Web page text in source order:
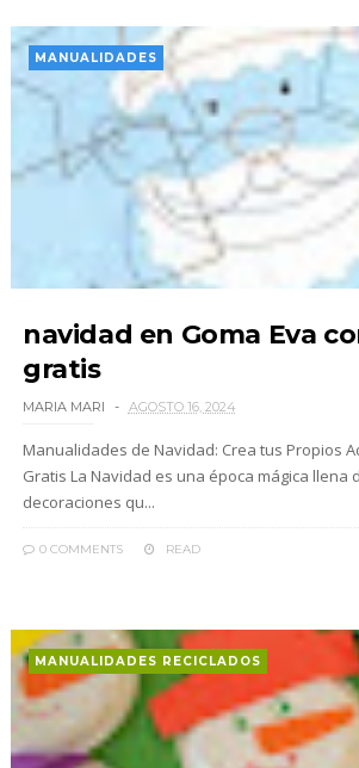
MANUALIDADES
navidad en Goma Eva
gratis
MARIA MARI AGOSTO 16, 2024
Manualidades de Navidad: Crea tus Propios
Gratis La Navidad es una época mágica llena
decoraciones qu...
0 COMMENTS READ
MANUALIDADES RECICLADOS